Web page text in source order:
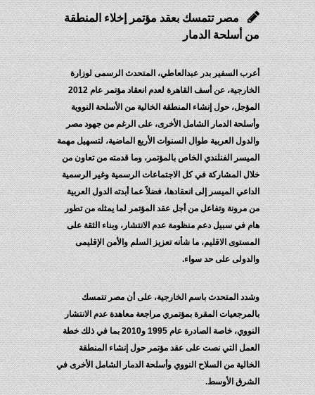
مصر تتمسك بعقد مؤتمر إخلاء المنطقة
من أسلحة الدمار
أعرب السفير بدر عبدالعاطي، المتحدث الرسمى لوزارة
الخارجية، عن أسف القاهرة لعدم انعقاد مؤتمر عام 2012
المؤجل، حول إنشاء المنطقة الخالية من الأسلحة النووية
وأسلحة الدمار الشامل الأخرى، على الرغم من جهود مصر
والدول العربية طوال السنوات الأربع الماضية، لتسهيل مهمة
الميسر الفنلندي الخاص بالمؤتمر، وما قدمته من تعاون من
خلال المشاركة في كل الاجتماعات الرسمية وغير الرسمية
الداعي الميسر إلى انعقادها، فضلاً عما أبدته الدول العربية
من مرونة وتفاعل من أجل عقد المؤتمر لما يمثله من تطور
هام في سبيل دعم منظومة عدم الانتشار، وبناء الثقة على
المستوى الاقليم، ما شأنه تعزيز السلم والأمن الإقليمى
والدولى على حد سواء.
وشدد المتحدث باسم الخارجية، على أن مصر تتمسك
بالمرجعيات المقرة بمؤتمري مراجعة معاهدة عدم الانتشار
النووي، خاصة الصادرة عام 1995 و2010 بما في ذلك خطة
العمل التي نصت على عقد مؤتمر حول إنشاء المنطقة
الخالية من السلاح النووي وأسلحة الدمار الشامل الأخرى في
الشرق الأوسط.